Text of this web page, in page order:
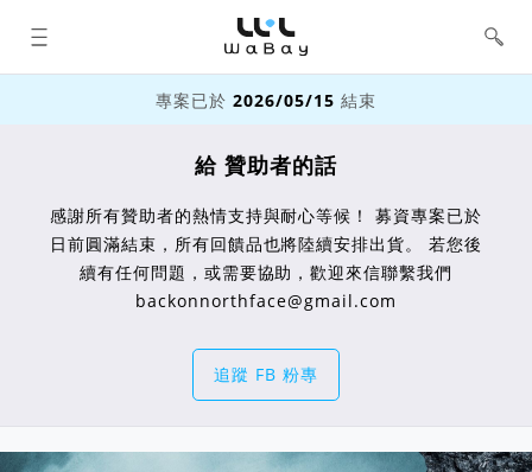
WaBay 挖貝 | 台灣最值得信賴的群眾
集資 / 群眾募資平台
專案已於2026/05/15 結束
給 贊助者的話
感謝所有贊助者的熱情支持與耐心等候！ 募資專案已於
日前圓滿結束，所有回饋品也將陸續安排出貨。 若您後
續有任何問題，或需要協助，歡迎來信聯繫我們
backonnorthface@gmail.com
追蹤 FB 粉專